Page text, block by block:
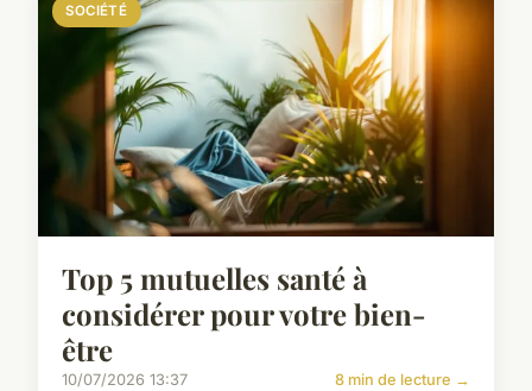
SOCIÉTÉ
Top 5 mutuelles santé à
considérer pour votre bien-
être
10/07/2026 13:37 8 min de lecture →